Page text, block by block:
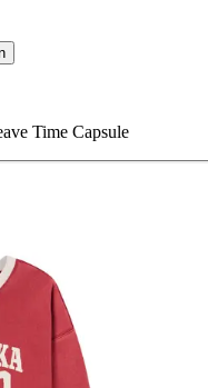
Time Capsule